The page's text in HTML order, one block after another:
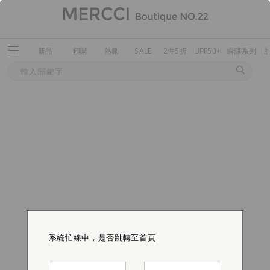
新品 預購 熱銷 SALE 2件5折 UPF50+ 瞬涼系列
系統忙線中，是否跳轉至首頁
系統忙線中，是否跳轉至首頁
系統忙線中，是否跳轉至首頁
系統忙線中，是否跳轉至首頁
系統忙線中，是否跳轉至首頁